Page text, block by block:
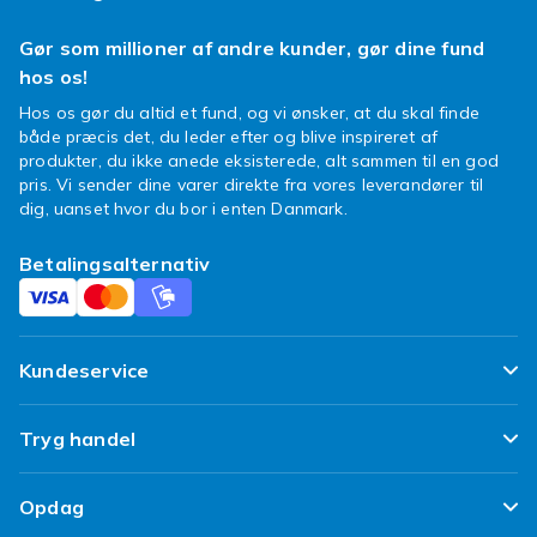
Labubu-inspirerede figurer er blevet et varmt
emne på TikTok og sociale medier. Samlere
bygger outfits med dukketøj eller pakker
blindæsker ud på jagt efter sjældne figurer.
Dette er mere end bare et tøjdyr - det er en
trend at være en del af.
Byg din egen verden af ​​
samlere
Det bedste? Du kan kombinere dem frit.
Udforsk vores populære blindæsker,
monstervæsner, nøgleringe og dukketøj - og
skab en kollektion, der er helt din egen. Skift
Gør som millioner af andre kunder, gør dine fund
hos os!
Hos os gør du altid et fund, og vi ønsker, at du skal finde
både præcis det, du leder efter og blive inspireret af
produkter, du ikke anede eksisterede, alt sammen til en god
pris. Vi sender dine varer direkte fra vores leverandører til
dig, uanset hvor du bor i enten Danmark.
Betalingsalternativ
Kundeservice
Ofte stillede spørgsmål
Spor min pakke
Levering
Tryg handel
Tilfredshedsgaranti
Opdag